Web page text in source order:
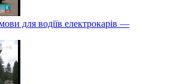
для водіїв електрокарів —